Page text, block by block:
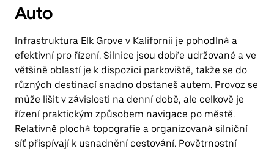
Auto
Infrastruktura Elk Grove v Kalifornii je pohodlná a
efektivní pro řízení. Silnice jsou dobře udržované a ve
většině oblastí je k dispozici parkoviště, takže se do
různých destinací snadno dostaneš autem. Provoz se
může lišit v závislosti na denní době, ale celkově je
řízení praktickým způsobem navigace po městě.
Relativně plochá topografie a organizovaná silniční
síť přispívají k usnadnění cestování. Povětrnostní